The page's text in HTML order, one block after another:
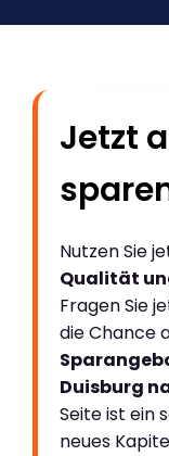
Jetzt
Nutzen Sie
Qualität
Fragen Sie
die Chance
Duisburg
Seite ist ein
neues